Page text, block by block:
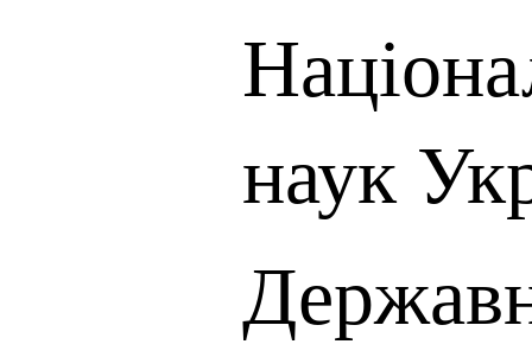
наук